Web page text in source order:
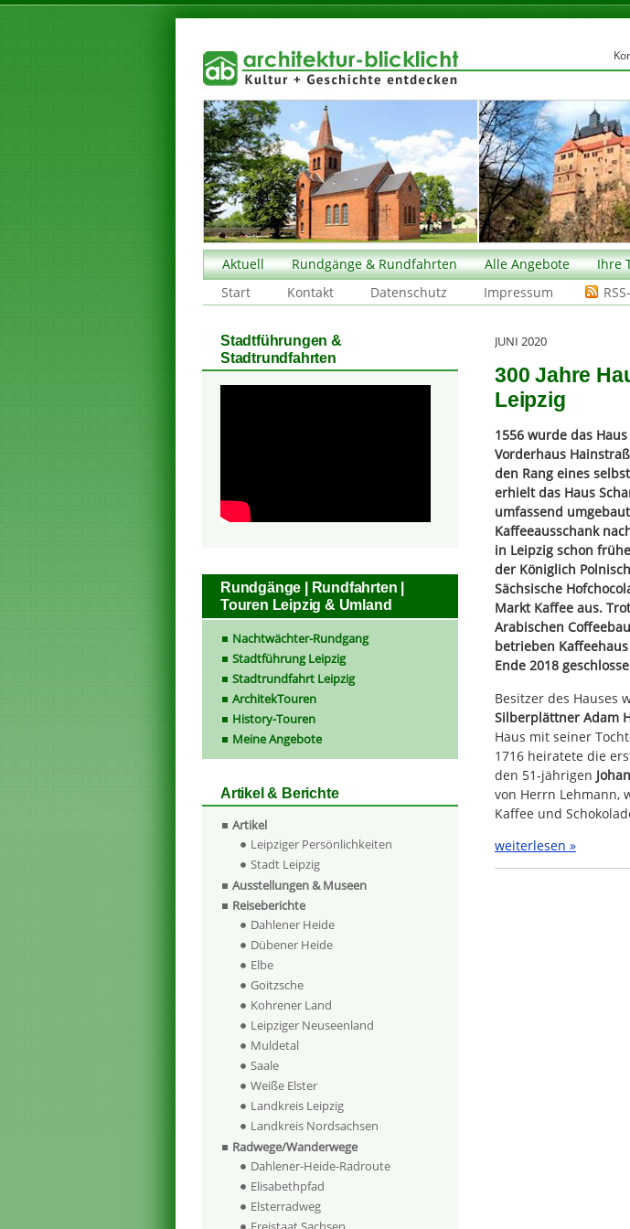
Aktuell Rundgänge & Rundfahrten Alle Angebote Ihre
Start
Kontakt Datenschutz Impressum
JUNI 2020
300 Jahre
Leipzig
1556 wurde das
Vorderhaus
den Rang eines
erhielt das Haus
umfassend
Kaffeeausschank
in Leipzig schon
der Königlich
Sächsische
Markt Kaffee aus.
Arabischen
betrieben
Ende 2018
Besitzer des Hauses
Silberplättner Adam
Haus mit seiner
1716 heiratete die
den 51-jährigen
von Herrn Lehmann,
Kaffee und
weiterlesen »
Stadtführungen &
Stadtrundfahrten
Rundgänge | Rundfahrten |
Touren Leipzig & Umland
Nachtwächter-Rundgang
Stadtführung Leipzig
Stadtrundfahrt Leipzig
ArchitekTouren
History-Touren
Meine Angebote
Artikel & Berichte
Artikel
Leipziger Persönlichkeiten
Stadt Leipzig
Ausstellungen & Museen
Reiseberichte
Dahlener Heide
Dübener Heide
Elbe
Goitzsche
Kohrener Land
Leipziger Neuseenland
Muldetal
Saale
Weiße Elster
Landkreis Leipzig
Landkreis Nordsachsen
Radwege/Wanderwege
Dahlener-Heide-Radroute
Elisabethpfad
Elsterradweg